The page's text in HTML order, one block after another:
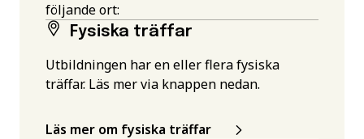
följande ort:
Fysiska träffar
Utbildningen har en eller flera fysiska
träffar. Läs mer via knappen nedan.
Läs mer om fysiska träffar